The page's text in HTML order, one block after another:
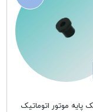
پايه موتور اتوماتيک